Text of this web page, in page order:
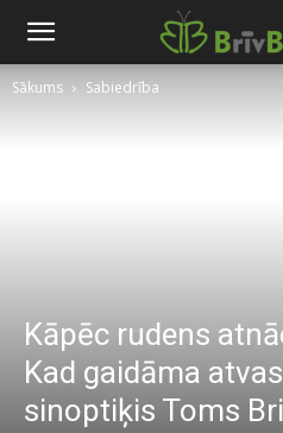
Sākums Sabiedrība
Kāpēc rudens
Kad gaidāma
sinoptiķis Toms